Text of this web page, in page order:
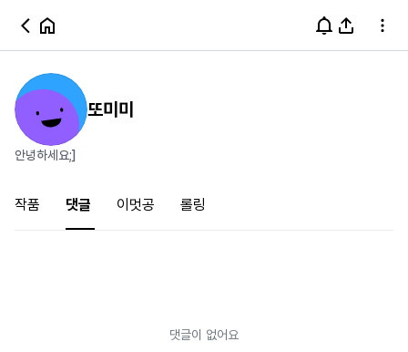
또미미
안녕하세요;]
작품 댓글 이멋공 롤링
댓글이 없어요